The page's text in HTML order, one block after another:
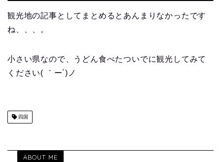
観光地の記事としてまとめるとあんまりなかったです
ね、、、。
小さい県なので、うどん食べたついでに観光してみて
ください( ｀ー´)ノ
四国
ABOUT ME